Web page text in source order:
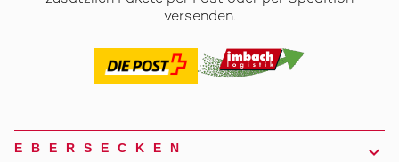
versenden.
EBERSECKEN